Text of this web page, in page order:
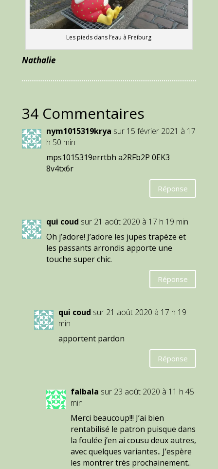
Les pieds dans l’eau à Freiburg
Nathalie
34 Commentaires
nym1015319krya sur 15 février 2021 à 17
h 50 min
mps1015319errtbh a2RFb2P 0EK3
8v4tx6r
Réponse
qui coud sur 21 août 2020 à 17 h 19 min
Oh j’adore! J’adore les jupes trapèze et
les passants arrondis apporte une
touche super chic.
Réponse
qui coud sur 21 août 2020 à 17 h 19
min
apportent pardon
Réponse
falbala sur 23 août 2020 à 11 h 45
min
Merci beaucoup!!! J’ai bien
rentabilisé le patron puisque dans
la foulée j’en ai cousu deux autres,
avec quelques variantes.. J’espère
les montrer très prochainement..